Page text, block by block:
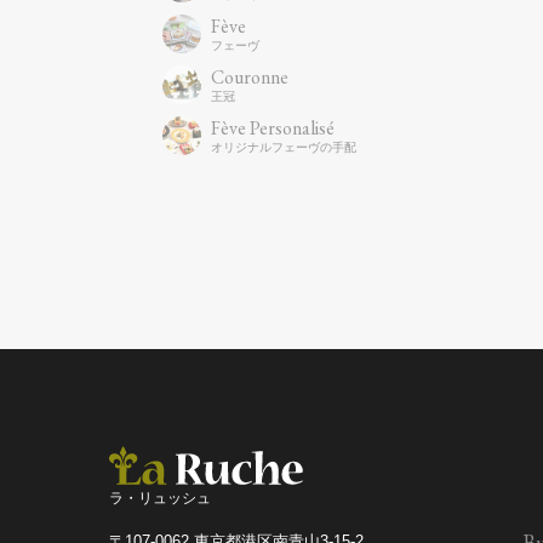
Couronne
Fève
Fève Personalisé
ラ・リュッシュ